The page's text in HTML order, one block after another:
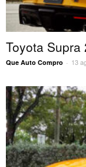
Toyota Supra
Que Auto Compro - 13